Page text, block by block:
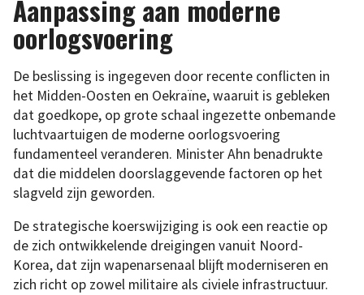
Aanpassing aan moderne
oorlogsvoering
De beslissing is ingegeven door recente conflicten in
het Midden-Oosten en Oekraïne, waaruit is gebleken
dat goedkope, op grote schaal ingezette onbemande
luchtvaartuigen de moderne oorlogsvoering
fundamenteel veranderen. Minister Ahn benadrukte
dat die middelen doorslaggevende factoren op het
slagveld zijn geworden.
De strategische koerswijziging is ook een reactie op
de zich ontwikkelende dreigingen vanuit Noord-
Korea, dat zijn wapenarsenaal blijft moderniseren en
zich richt op zowel militaire als civiele infrastructuur.